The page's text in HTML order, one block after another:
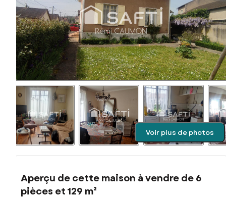
Voir plus de photos
Aperçu de cette maison à vendre de 6
pièces et 129 m²